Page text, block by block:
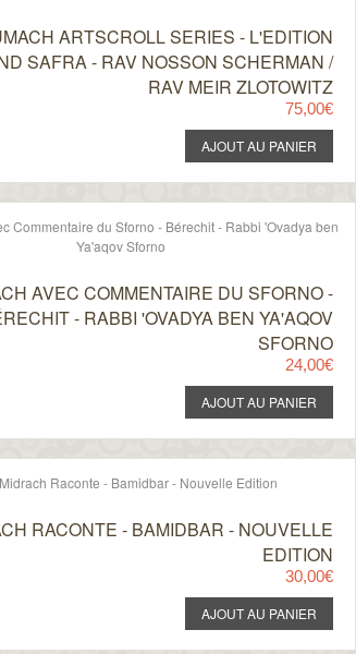
ARTSCROLL SERIES - L'EDITION
SAFRA - RAV NOSSON SCHERMAN /
RAV MEIR ZLOTOWITZ
75,00€
AVEC COMMENTAIRE DU SFORNO -
- RABBI 'OVADYA BEN YA'AQOV
SFORNO
24,00€
RACONTE - BAMIDBAR - NOUVELLE
EDITION
30,00€